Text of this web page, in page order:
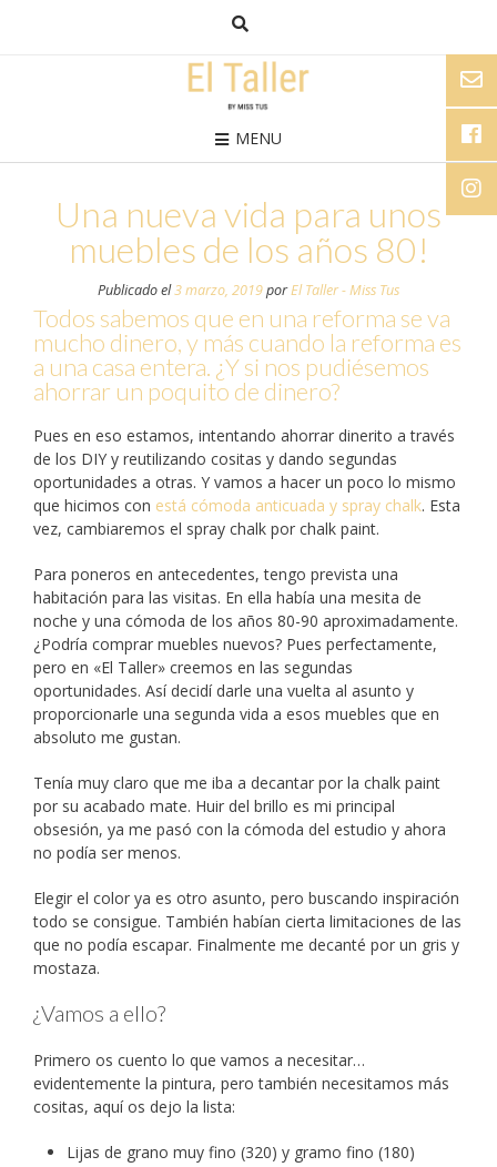
MENU
Una nueva vida para unos
muebles de los años 80!
Publicado el3 marzo, 2019porEl Taller - Miss Tus
Todos sabemos que en una reforma se va
mucho dinero, y más cuando la reforma es
a una casa entera. ¿Y si nos pudiésemos
ahorrar un poquito de dinero?
Pues en eso estamos, intentando ahorrar dinerito a través
de los DIY y reutilizando cositas y dando segundas
oportunidades a otras. Y vamos a hacer un poco lo mismo
que hicimos con está cómoda anticuada y spray chalk. Esta
vez, cambiaremos el spray chalk por chalk paint.
Para poneros en antecedentes, tengo prevista una
habitación para las visitas. En ella había una mesita de
noche y una cómoda de los años 80-90 aproximadamente.
¿Podría comprar muebles nuevos? Pues perfectamente,
pero en «El Taller» creemos en las segundas
oportunidades. Así decidí darle una vuelta al asunto y
proporcionarle una segunda vida a esos muebles que en
absoluto me gustan.
Tenía muy claro que me iba a decantar por la chalk paint
por su acabado mate. Huir del brillo es mi principal
obsesión, ya me pasó con la cómoda del estudio y ahora
no podía ser menos.
Elegir el color ya es otro asunto, pero buscando inspiración
todo se consigue. También habían cierta limitaciones de las
que no podía escapar. Finalmente me decanté por un gris y
mostaza.
¿Vamos a ello?
Primero os cuento lo que vamos a necesitar…
evidentemente la pintura, pero también necesitamos más
cositas, aquí os dejo la lista:
Lijas de grano muy fino (320) y gramo fino (180)